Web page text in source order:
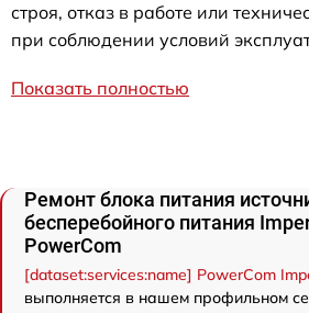
строя, отказ в работе или
при соблюдении условий
Показать полностью
Ремонт блока питания
бесперебойного питания
PowerCom
[dataset:services:name] PowerCom
выполняется в нашем профильном